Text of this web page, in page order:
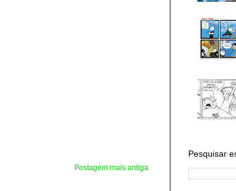
Postagem mais antiga
Pesquisar